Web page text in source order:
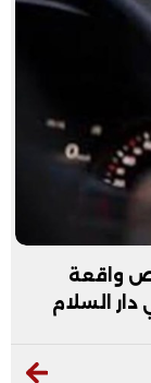
فيديو
عبد الله
فيديو